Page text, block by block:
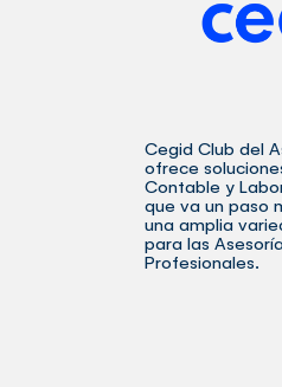
Cegid Club del
ofrece
Contable y
que va un paso
una amplia
para las
Profesionales.